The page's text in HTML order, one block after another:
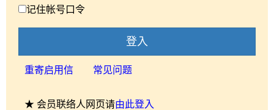
记住帐号口令
登入
重寄启用信 常见问题
★ 会员联络人网页请由此登入